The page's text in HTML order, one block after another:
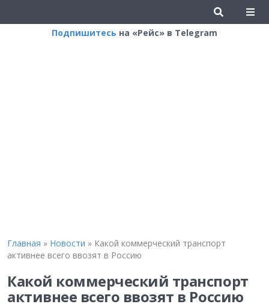
Подпишитесь на «Рейс» в Telegram
Главная » Новости » Какой коммерческий транспорт
активнее всего ввозят в Россию
Какой коммерческий транспорт
активнее всего ввозят в Россию